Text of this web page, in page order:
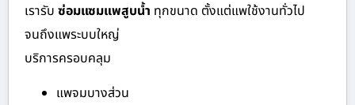
เรารับ ซ่อมแซมแพสูบน้ำ ทุกขนาด ตั้งแต่แพใช้งานทั่วไป
จนถึงแพระบบใหญ่
บริการครอบคลุม
แพจมบางส่วน